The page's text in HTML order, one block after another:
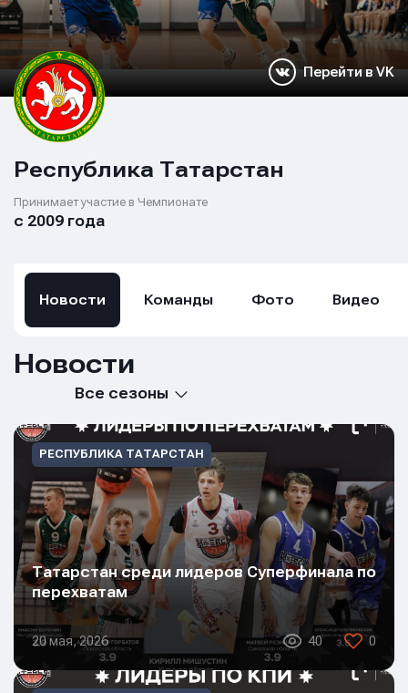
Перейти в VK
Республика Татарстан
Принимает участие в Чемпионате
с 2009 года
Новости Команды Фото Видео
Новости
Все сезоны
РЕСПУБЛИКА ТАТАРСТАН
Татарстан среди лидеров Суперфинала по
перехватам
20 мая, 2026 40 0